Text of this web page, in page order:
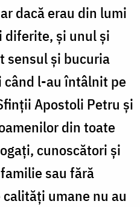
dacă erau din lumi
și unul și
sensul și bucuria
l-au întâlnit pe
Apostoli Petru și
din toate
cunoscători și
sau fără
umane nu au